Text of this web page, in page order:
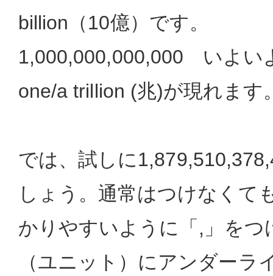
billion（10億）です。
1,000,000,000,000 いよい
one/a trillion (兆)が現れます
では、試しに
しょう。通常はつけなくて
かりやすいように「,」をつ
（ユニット）にアンダーラ